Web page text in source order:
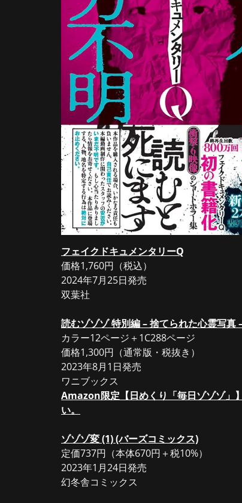
フェイクドキュメンタリーQ
価格1,760円（税込）
2024年7月25日発売
双葉社
読むゾゾゾ 特別編 – 捨てられた心霊写真
カラー12ページ＋1C288ページ
価格1,300円（通常版・税抜き）
2023年8月1日発売
ワニブックス
Amazon限定【日めくり「毎日ゾゾゾ」
い。
ゾゾゾ変 (1) (バーズコミックス)
定価737円（本体670円＋税10%）
2023年1月24日発売
幻冬舎コミックス